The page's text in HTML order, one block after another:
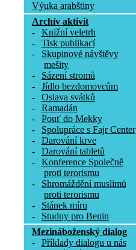
Výuka arabštiny
Archív aktivit
-
Knižní veletrh
-
Tisk publikací
-
Skupinové návštěvy
mešity
-
Sázení stromů
-
Jídlo bezdomovcům
-
Oslava svátků
-
Ramadán
-
Pouť do Mekky
-
Spolupráce s Fajr Center
-
Darování krve
-
Darování tabletů
-
Konference Společně
proti terorismu
-
Shromáždění muslimů
proti terorismu
-
Stánek míru
-
Studny pro Benin
Mezináboženský dialog
-
Příklady dialogu u nás